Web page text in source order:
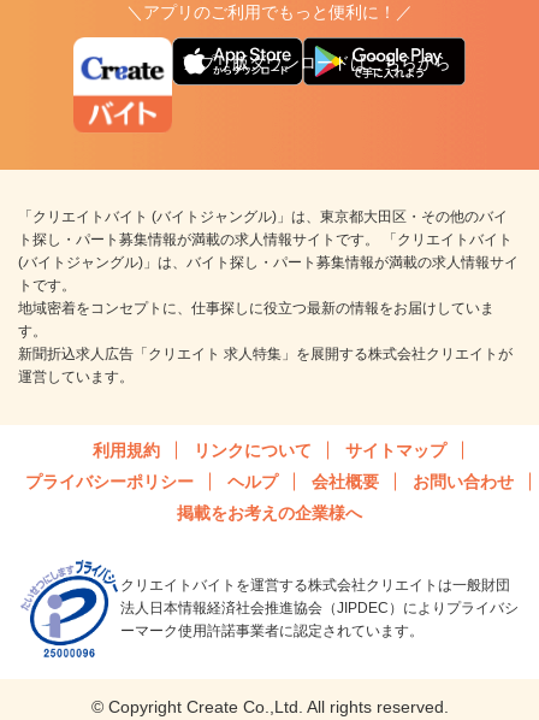
＼アプリのご利用でもっと便利に！／
アプリ版ダウンロードはこちらから
「クリエイトバイト (バイトジャングル)」は、東京都大田区・その他のバイ
ト探し・パート募集情報が満載の求人情報サイトです。 「クリエイトバイト
(バイトジャングル)」は、バイト探し・パート募集情報が満載の求人情報サイ
トです。
地域密着をコンセプトに、仕事探しに役立つ最新の情報をお届けしていま
す。
新聞折込求人広告「クリエイト 求人特集」を展開する株式会社クリエイトが
運営しています。
利用規約 リンクについて
サイトマップ
プライバシーポリシー
ヘルプ 会社概要
お問い合わせ
掲載をお考えの企業様へ
クリエイトバイトを運営する株式会社クリエイトは一般財団
法人日本情報経済社会推進協会（JIPDEC）によりプライバシ
ーマーク使用許諾事業者に認定されています。
© Copyright Create Co.,Ltd. All rights reserved.